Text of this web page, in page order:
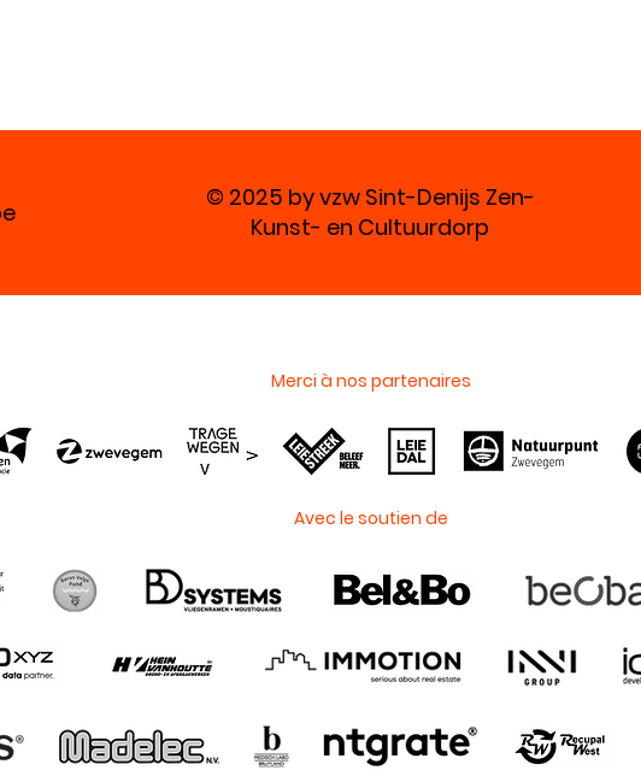
© 2025 by vzw Sint-Denijs Zen-
Kunst- en Cultuurdorp
Merci à nos partenaires
Avec le soutien de